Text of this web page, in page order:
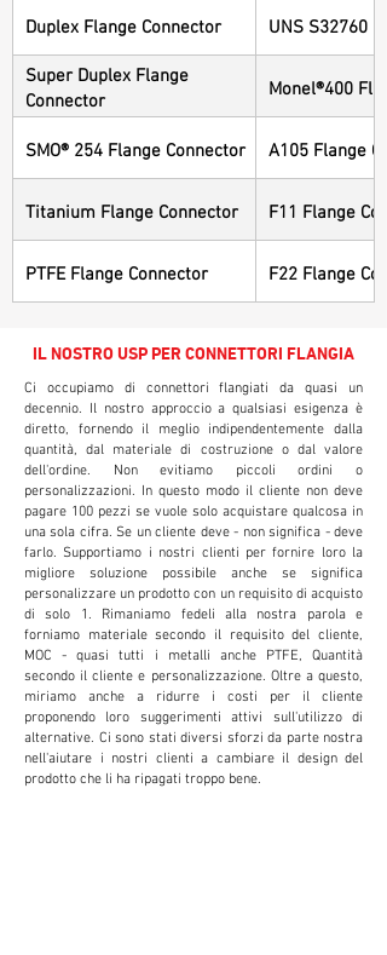
Duplex Flange Connector
UNS S32760
Super Duplex Flange
Connector
Monel®400
SMO® 254 Flange Connector A105 Flange
Titanium Flange Connector F11 Flange
PTFE Flange Connector F22 Flange
IL NOSTRO USP PER CONNETTORI FLANGIA
Ci occupiamo di connettori flangiati da quasi un
decennio. Il nostro approccio a qualsiasi esigenza è
diretto, fornendo il meglio indipendentemente dalla
quantità, dal materiale di costruzione o dal valore
dell'ordine. Non evitiamo piccoli ordini o
personalizzazioni. In questo modo il cliente non deve
pagare 100 pezzi se vuole solo acquistare qualcosa in
una sola cifra. Se un cliente deve - non significa - deve
farlo. Supportiamo i nostri clienti per fornire loro la
migliore soluzione possibile anche se significa
personalizzare un prodotto con un requisito di acquisto
di solo 1. Rimaniamo fedeli alla nostra parola e
forniamo materiale secondo il requisito del cliente,
MOC - quasi tutti i metalli anche PTFE, Quantità
secondo il cliente e personalizzazione. Oltre a questo,
miriamo anche a ridurre i costi per il cliente
proponendo loro suggerimenti attivi sull'utilizzo di
alternative. Ci sono stati diversi sforzi da parte nostra
nell'aiutare i nostri clienti a cambiare il design del
prodotto che li ha ripagati troppo bene.